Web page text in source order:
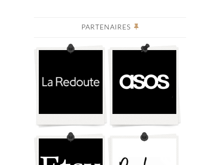
PARTENAIRES